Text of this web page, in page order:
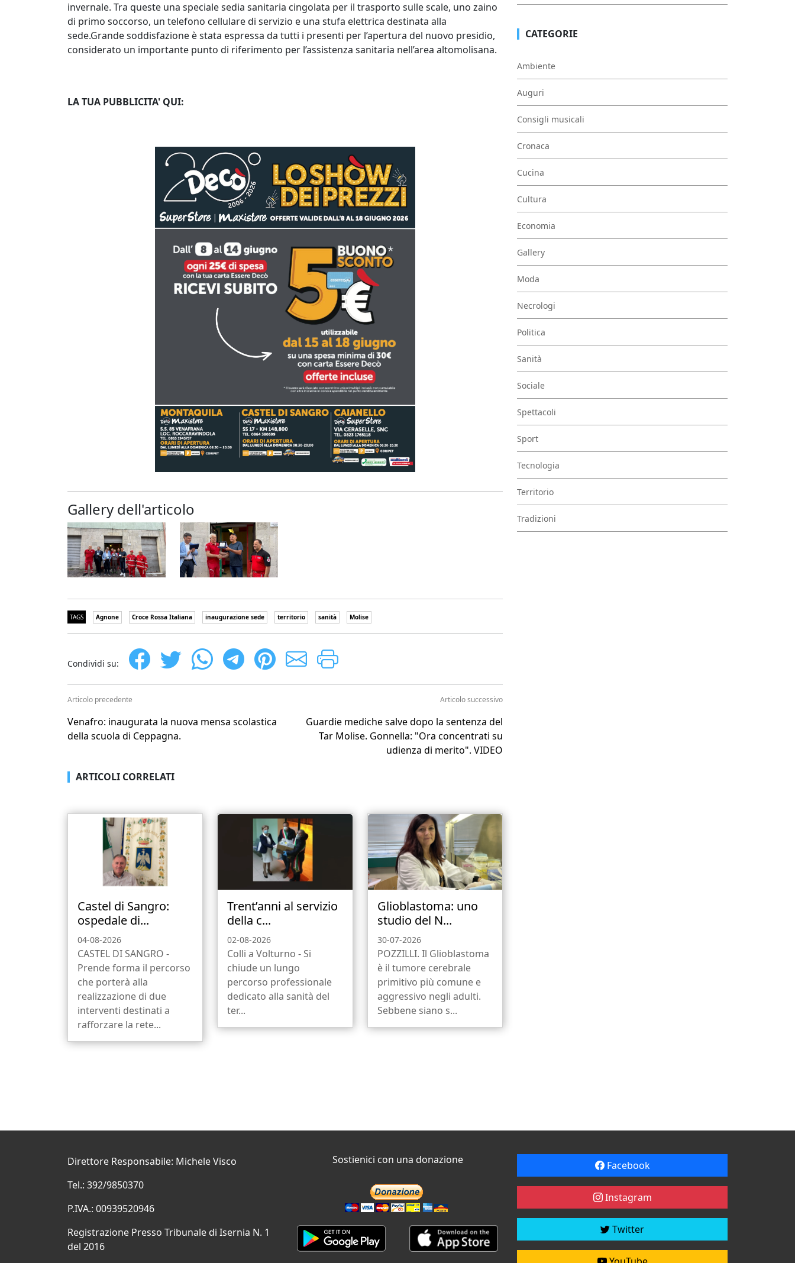
invernale. Tra queste una speciale sedia sanitaria cingolata per il trasporto sulle scale, uno zaino
di primo soccorso, un telefono cellulare di servizio e una stufa elettrica destinata alla
sede.Grande soddisfazione è stata espressa da tutti i presenti per l’apertura del nuovo presidio,
considerato un importante punto di riferimento per l’assistenza sanitaria nell’area altomolisana.
LA TUA PUBBLICITA' QUI:
Gallery dell'articolo
TAGS Agnone Croce Rossa Italiana inaugurazione sede territorio sanità Molise
Condividi su:
Articolo precedente
Venafro: inaugurata la nuova mensa scolastica
della scuola di Ceppagna.
Articolo successivo
Guardie mediche salve dopo la sentenza del
Tar Molise. Gonnella: "Ora concentrati su
udienza di merito". VIDEO
ARTICOLI CORRELATI
Castel di Sangro:
ospedale di...
04-08-2026
CASTEL DI SANGRO -
Prende forma il percorso
che porterà alla
realizzazione di due
interventi destinati a
rafforzare la rete...
Trent’anni al servizio
della c...
02-08-2026
Colli a Volturno - Si
chiude un lungo
percorso professionale
dedicato alla sanità del
ter...
Glioblastoma: uno
studio del N...
30-07-2026
POZZILLI. Il Glioblastoma
è il tumore cerebrale
primitivo più comune e
aggressivo negli adulti.
Sebbene siano s...
CATEGORIE
Ambiente
Auguri
Consigli musicali
Cronaca
Cucina
Cultura
Economia
Gallery
Moda
Necrologi
Politica
Sanità
Sociale
Spettacoli
Sport
Tecnologia
Territorio
Tradizioni
Direttore Responsabile: Michele Visco
Tel.: 392/9850370
P.IVA.: 00939520946
Registrazione Presso Tribunale di Isernia N. 1
del 2016
Sostienici con una donazione Facebook
Instagram
Twitter